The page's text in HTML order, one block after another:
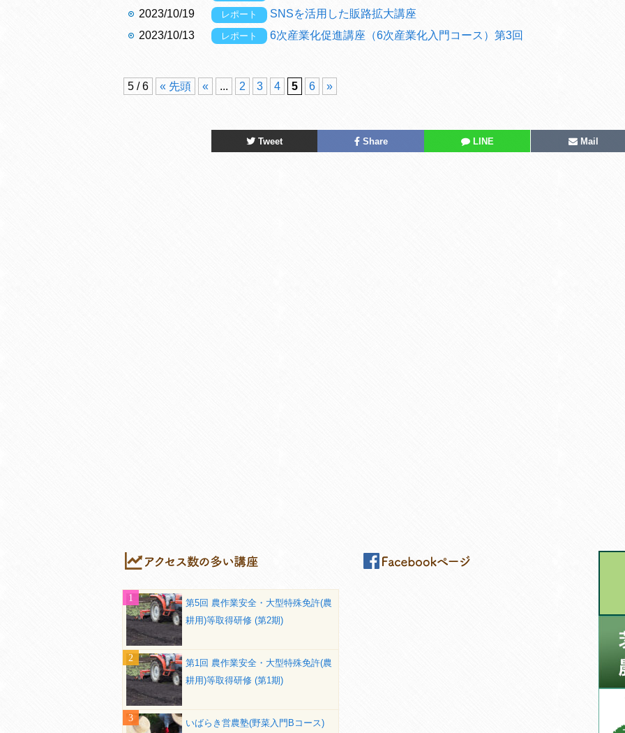
2023/10/19
レポート
SNSを活用した販路拡大講座
2023/10/13
レポート 6次産業化促進講座（6次産業化入門コース）第3回
5 / 6 « 先頭 « ... 2 3 4 5 6 »
Tweet Share LINE Mail
第5回 農作業安全・大型特殊免許(農
耕用)等取得研修 (第2期)
第1回 農作業安全・大型特殊免許(農
耕用)等取得研修 (第1期)
いばらき営農塾(野菜入門Bコース)